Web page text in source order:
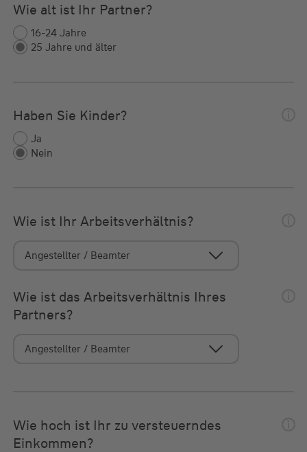
Wie alt ist Ihr Partner?
16-24 Jahre
25 Jahre und älter
Haben Sie Kinder?
Ja
Nein
Wie ist Ihr Arbeitsverhältnis?
Wie ist das Arbeitsverhältnis Ihres
Partners?
Wie hoch ist Ihr zu versteuerndes
Einkommen?